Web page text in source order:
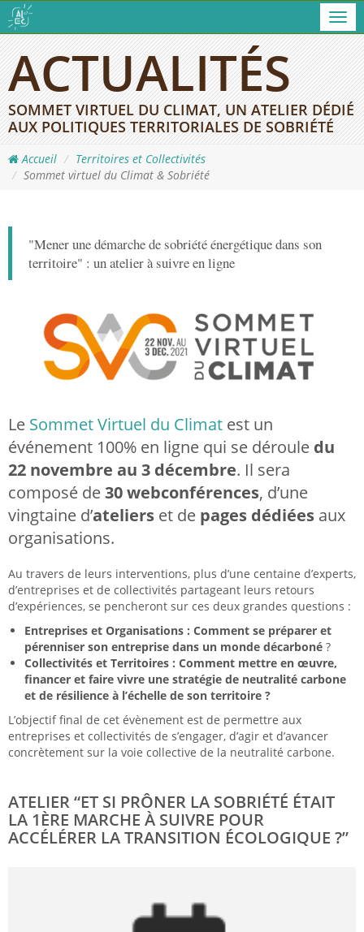
ACTUALITÉS
SOMMET VIRTUEL DU CLIMAT, UN ATELIER DÉDIÉ
AUX POLITIQUES TERRITORIALES DE SOBRIÉTÉ
Accueil
Territoires et Collectivités
Sommet virtuel du Climat & Sobriété
"Mener une démarche de sobriété énergétique dans son
territoire" : un atelier à suivre en ligne
Le Sommet Virtuel du Climat est un
événement 100% en ligne qui se déroule du
22 novembre au 3 décembre. Il sera
composé de30 webconférences, d’une
vingtaine d’ateliers et de pages dédiées aux
organisations.
Au travers de leurs interventions, plus d’une centaine d’experts,
d’entreprises et de collectivités partageant leurs retours
d’expériences, se pencheront sur ces deux grandes questions :
Entreprises et Organisations : Comment se préparer et
pérenniser son entreprise dans un monde décarboné ?
Collectivités et Territoires : Comment mettre en œuvre,
financer et faire vivre une stratégie de neutralité carbone
et de résilience à l’échelle de son territoire ?
L’objectif final de cet évènement est de permettre aux
entreprises et collectivités de s’engager, d’agir et d’avancer
concrètement sur la voie collective de la neutralité carbone.
ATELIER “ET SI PRÔNER LA SOBRIÉTÉ ÉTAIT
LA 1ÈRE MARCHE À SUIVRE POUR
ACCÉLÉRER LA TRANSITION ÉCOLOGIQUE ?”